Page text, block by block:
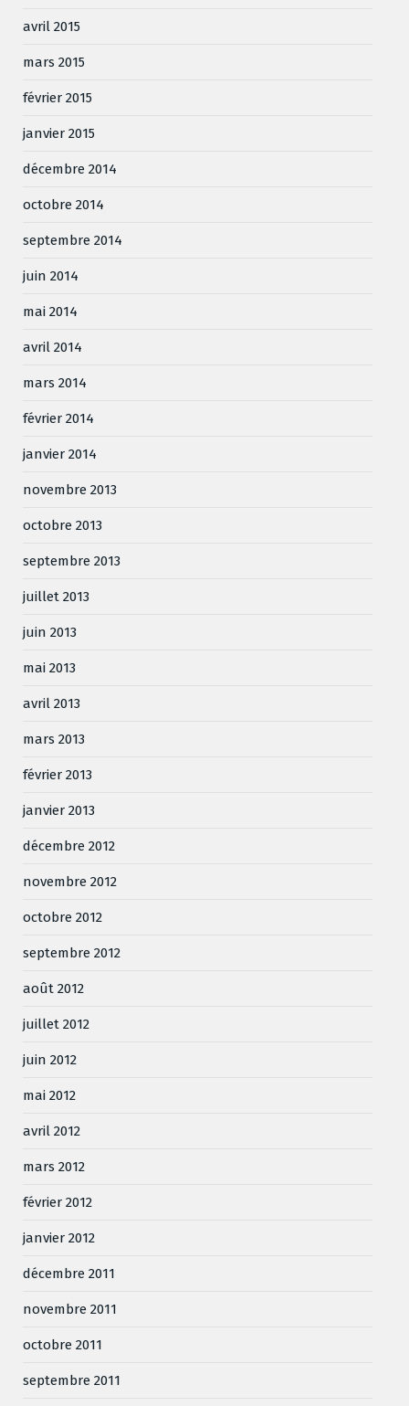
avril 2015
mars 2015
février 2015
janvier 2015
décembre 2014
octobre 2014
septembre 2014
juin 2014
mai 2014
avril 2014
mars 2014
février 2014
janvier 2014
novembre 2013
octobre 2013
septembre 2013
juillet 2013
juin 2013
mai 2013
avril 2013
mars 2013
février 2013
janvier 2013
décembre 2012
novembre 2012
octobre 2012
septembre 2012
août 2012
juillet 2012
juin 2012
mai 2012
avril 2012
mars 2012
février 2012
janvier 2012
décembre 2011
novembre 2011
octobre 2011
septembre 2011